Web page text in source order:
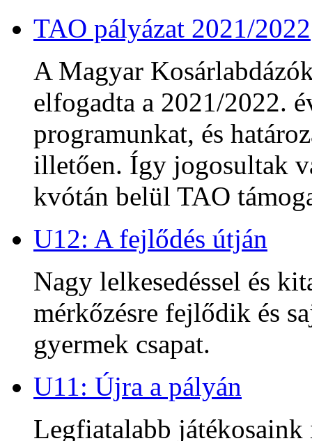
TAO pályázat 2021/2022
A Magyar
elfogadta a 2021/2022.
programunkat, és
illetően. Így jogosultak
kvótán belül TAO
U12: A fejlődés útján
Nagy lelkesedéssel és
mérkőzésre fejlődik és
gyermek csapat.
U11: Újra a pályán
Legfiatalabb